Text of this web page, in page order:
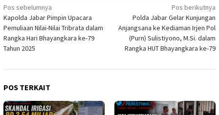
Navigasi
pos
Pos sebelumnya
Kapolda Jabar Pimpin Upacara
Pemuliaan Nilai-Nilai Tribrata dalam
Rangka Hari Bhayangkara ke-79
Tahun 2025
Pos berikutnya
Polda Jabar Gelar Kunjungan
Anjangsana ke Kediaman Irjen Pol
(Purn) Sulistiyono, M.Si. dalam
Rangka HUT Bhayangkara ke-79
POS TERKAIT